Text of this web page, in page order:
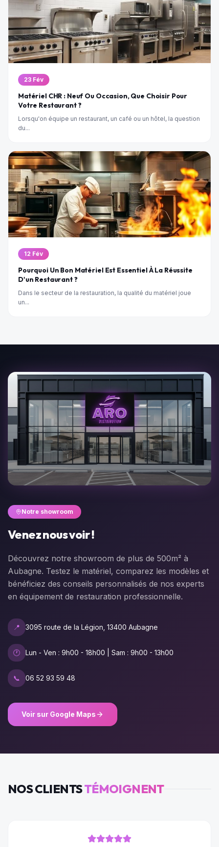
23 Fév
Matériel CHR : Neuf Ou Occasion, Que Choisir Pour
Votre Restaurant ?
Lorsqu'on équipe un restaurant, un café ou un hôtel, la question
du...
12 Fév
Pourquoi Un Bon Matériel Est Essentiel À La Réussite
D'un Restaurant ?
Dans le secteur de la restauration, la qualité du matériel joue
un...
Notre showroom
Venez nous voir !
Découvrez notre showroom de plus de 500m² à
Aubagne. Testez le matériel, comparez les modèles et
bénéficiez des conseils personnalisés de nos experts
en équipement de restauration professionnelle.
📍 3095 route de la Légion, 13400 Aubagne
🕐 Lun - Ven : 9h00 - 18h00 | Sam : 9h00 - 13h00
📞 06 52 93 59 48
Voir sur Google Maps
NOS CLIENTSTÉMOIGNENT